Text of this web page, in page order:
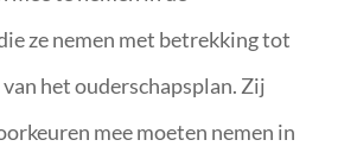
ze nemen met betrekking tot
het ouderschapsplan. Zij
mee moeten nemen in